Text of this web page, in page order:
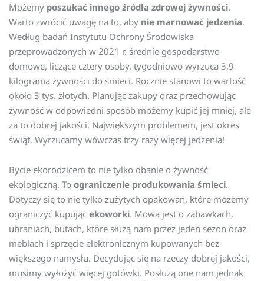
Możemy poszukać innego źródła zdrowej żywności.
Warto zwrócić uwagę na to, aby nie marnować jedzenia.
Według badań Instytutu Ochrony Środowiska
przeprowadzonych w 2021 r. średnie gospodarstwo
domowe, liczące cztery osoby, tygodniowo wyrzuca 3,9
kilograma żywności do śmieci. Rocznie stanowi to wartość
około 3 tys. złotych. Planując zakupy oraz przechowując
żywność w odpowiedni sposób możemy kupić jej mniej, ale
za to dobrej jakości. Największym problemem, jest okres
świąt. Wyrzucamy wówczas trzy razy więcej jedzenia!
Bycie ekorodzicem to nie tylko dbanie o żywność
ekologiczną. To ograniczenie produkowania śmieci.
Dotyczy się to nie tylko zużytych opakowań, które możemy
ograniczyć kupując ekoworki. Mowa jest o zabawkach,
ubraniach, butach, które służą nam przez jeden sezon oraz
meblach i sprzęcie elektronicznym kupowanych bez
większego namysłu. Decydując się na rzeczy dobrej jakości,
musimy wyłożyć więcej gotówki. Posłużą one nam jednak